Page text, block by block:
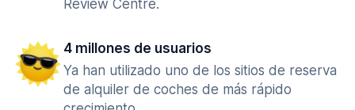
Review Centre.
4 millones de usuarios
Ya han utilizado uno de los sitios de reserva
de alquiler de coches de más rápido